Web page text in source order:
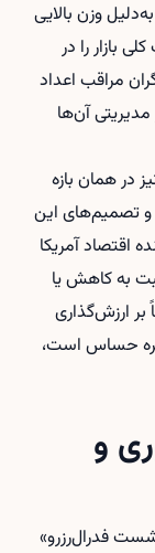
وزن بالایی
بازار را در
مراقب اعداد
آن‌ها
در همان بازه
و تصمیم‌های این
اقتصاد آمریکا
به کاهش یا
ارزش‌گذاری
حساس است،
و
فدرال‌رزرو»